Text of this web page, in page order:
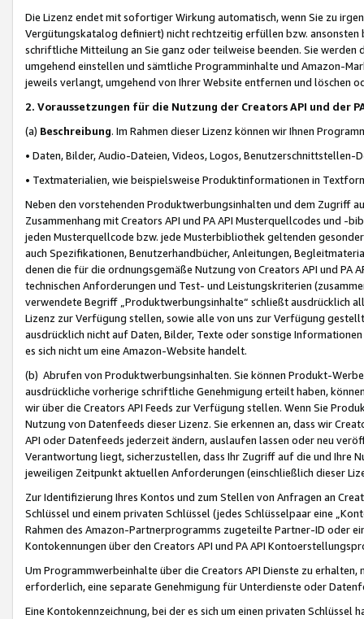
Die Lizenz endet mit sofortiger Wirkung automatisch, wenn Sie zu
Vergütungskatalog definiert) nicht rechtzeitig erfüllen bzw. ansonsten
schriftliche Mitteilung an Sie ganz oder teilweise beenden. Sie werden
umgehend einstellen und sämtliche Programminhalte und Amazon-
jeweils verlangt, umgehend von Ihrer Website entfernen und löschen
2. Voraussetzungen für die Nutzung der Creators API und der
(a) Beschreibung. Im Rahmen dieser Lizenz können wir Ihnen
• Daten, Bilder, Audio-Dateien, Videos, Logos, Benutzerschnittstellen-
• Textmaterialien, wie beispielsweise Produktinformationen in
Neben den vorstehenden Produktwerbungsinhalten und dem Zugriff
Zusammenhang mit Creators API und PA API Musterquellcodes und
jeden Musterquellcode bzw. jede Musterbibliothek geltenden
auch Spezifikationen, Benutzerhandbücher, Anleitungen,
denen die für die ordnungsgemäße Nutzung von Creators API und PA
technischen Anforderungen und Test- und Leistungskriterien
verwendete Begriff „Produktwerbungsinhalte“ schließt ausdrücklich
Lizenz zur Verfügung stellen, sowie alle von uns zur Verfügung
ausdrücklich nicht auf Daten, Bilder, Texte oder sonstige
es sich nicht um eine Amazon-Website handelt.
(b) Abrufen von Produktwerbungsinhalten. Sie können Produkt-
ausdrückliche vorherige schriftliche Genehmigung erteilt haben,
wir über die Creators API Feeds zur Verfügung stellen. Wenn Sie
Nutzung von Datenfeeds dieser Lizenz. Sie erkennen an, dass wir
API oder Datenfeeds jederzeit ändern, auslaufen lassen oder neu
Verantwortung liegt, sicherzustellen, dass Ihr Zugriff auf die und Ihre
jeweiligen Zeitpunkt aktuellen Anforderungen (einschließlich dieser
Zur Identifizierung Ihres Kontos und zum Stellen von Anfragen an
Schlüssel und einem privaten Schlüssel (jedes Schlüsselpaar eine
Rahmen des Amazon-Partnerprogramms zugeteilte Partner-ID oder
Kontokennungen über den Creators API und PA API
Um Programmwerbeinhalte über die Creators API Dienste zu
erforderlich, eine separate Genehmigung für Unterdienste oder
Eine Kontokennzeichnung, bei der es sich um einen privaten